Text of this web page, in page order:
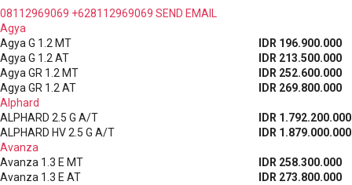
08112969069 +628112969069 SEND EMAIL
Agya
Agya G 1.2 MT
IDR 196.900.000
Agya G 1.2 AT
IDR 213.500.000
Agya GR 1.2 MT
IDR 252.600.000
Agya GR 1.2 AT
IDR 269.800.000
Alphard
ALPHARD 2.5 G A/T
IDR 1.792.200.000
ALPHARD HV 2.5 G A/T
IDR 1.879.000.000
Avanza
Avanza 1.3 E MT
IDR 258.300.000
Avanza 1.3 E AT
IDR 273.800.000